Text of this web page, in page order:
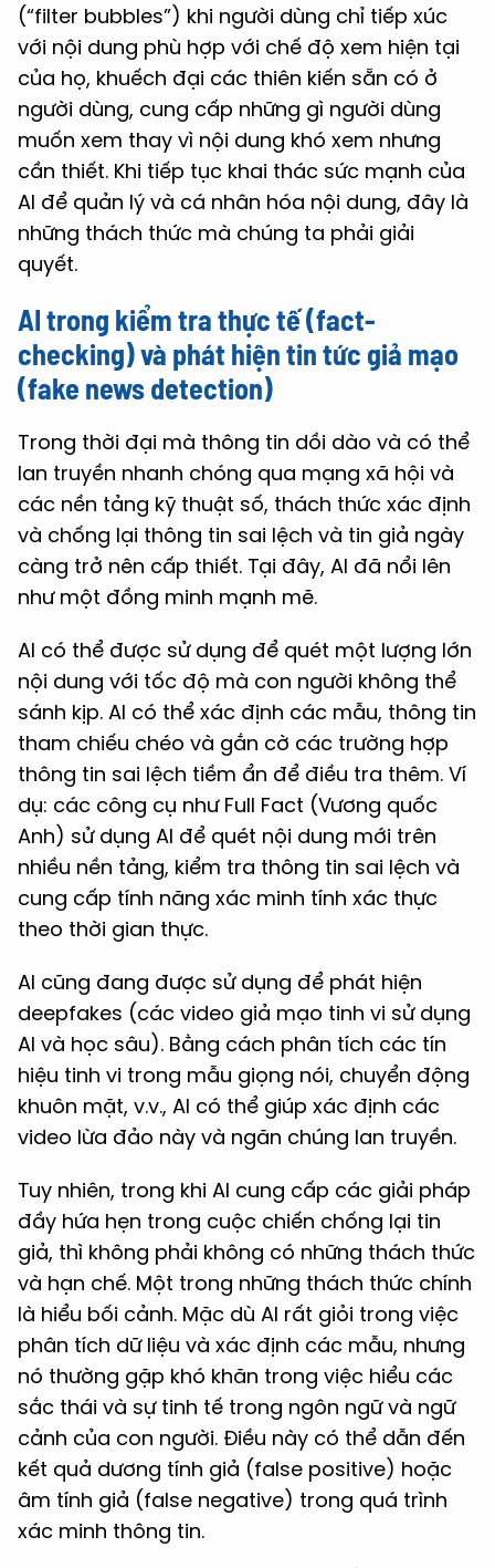
(“filter bubbles”) khi người dùng chỉ tiếp xúc
với nội dung phù hợp với chế độ xem hiện tại
của họ, khuếch đại các thiên kiến sẵn có ở
người dùng, cung cấp những gì người dùng
muốn xem thay vì nội dung khó xem nhưng
cần thiết. Khi tiếp tục khai thác sức mạnh của
AI để quản lý và cá nhân hóa nội dung, đây là
những thách thức mà chúng ta phải giải
quyết.
AI trong kiểm tra thực tế (fact-
checking) và phát hiện tin tức giả mạo
(fake news detection)
Trong thời đại mà thông tin dồi dào và có thể
lan truyền nhanh chóng qua mạng xã hội và
các nền tảng kỹ thuật số, thách thức xác định
và chống lại thông tin sai lệch và tin giả ngày
càng trở nên cấp thiết. Tại đây, AI đã nổi lên
như một đồng minh mạnh mẽ.
AI có thể được sử dụng để quét một lượng lớn
nội dung với tốc độ mà con người không thể
sánh kịp. AI có thể xác định các mẫu, thông tin
tham chiếu chéo và gắn cờ các trường hợp
thông tin sai lệch tiềm ẩn để điều tra thêm. Ví
dụ: các công cụ như Full Fact (Vương quốc
Anh) sử dụng AI để quét nội dung mới trên
nhiều nền tảng, kiểm tra thông tin sai lệch và
cung cấp tính năng xác minh tính xác thực
theo thời gian thực.
AI cũng đang được sử dụng để phát hiện
deepfakes (các video giả mạo tinh vi sử dụng
AI và học sâu). Bằng cách phân tích các tín
hiệu tinh vi trong mẫu giọng nói, chuyển động
khuôn mặt, v.v., AI có thể giúp xác định các
video lừa đảo này và ngăn chúng lan truyền.
Tuy nhiên, trong khi AI cung cấp các giải pháp
đầy hứa hẹn trong cuộc chiến chống lại tin
giả, thì không phải không có những thách thức
và hạn chế. Một trong những thách thức chính
là hiểu bối cảnh. Mặc dù AI rất giỏi trong việc
phân tích dữ liệu và xác định các mẫu, nhưng
nó thường gặp khó khăn trong việc hiểu các
sắc thái và sự tinh tế trong ngôn ngữ và ngữ
cảnh của con người. Điều này có thể dẫn đến
kết quả dương tính giả (false positive) hoặc
âm tính giả (false negative) trong quá trình
xác minh thông tin.